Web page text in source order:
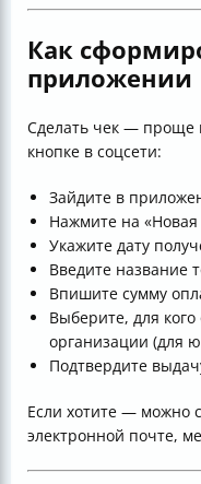
Как
приложении
Сделать чек — проще
кнопке в соцсети:
Зайдите в
Нажмите на
Укажите дату
Введите название
Впишите сумму
Выберите, для
организации (для
Подтвердите
Если хотите — можно
электронной почте,